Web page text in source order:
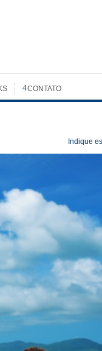
CONTATO
Indique